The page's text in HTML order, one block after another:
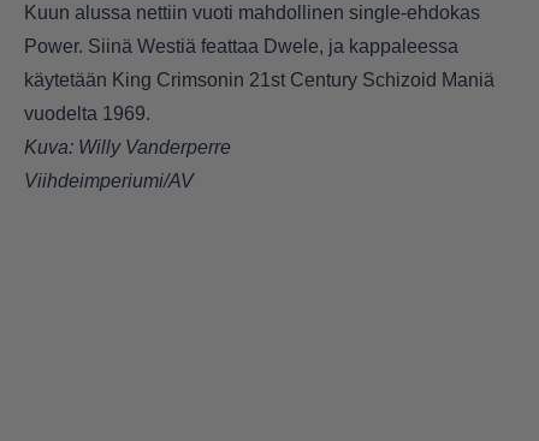
Kuun alussa nettiin vuoti mahdollinen single-ehdokas
Power. Siinä Westiä feattaa Dwele, ja kappaleessa
käytetään King Crimsonin 21st Century Schizoid Maniä
vuodelta 1969.
Kuva: Willy Vanderperre
Viihdeimperiumi/AV